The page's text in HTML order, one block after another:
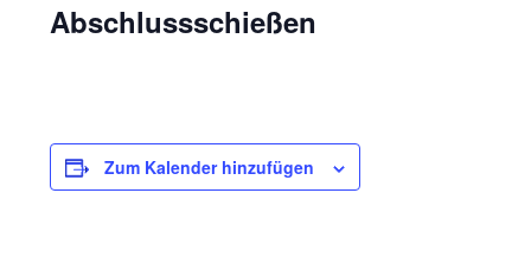
Abschlussschießen
Zum Kalender hinzufügen